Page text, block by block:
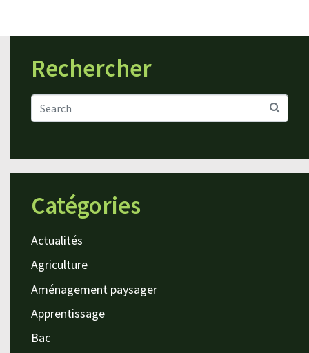
Rechercher
Catégories
Actualités
Agriculture
Aménagement paysager
Apprentissage
Bac